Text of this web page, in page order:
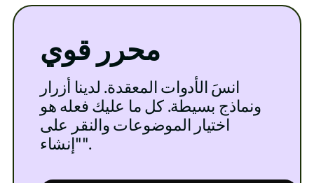
محرر قوي
انسَ الأدوات المعقدة. لدينا أزرار
ونماذج بسيطة. كل ما عليك فعله هو
اختيار الموضوعات والنقر على
"إنشاء".